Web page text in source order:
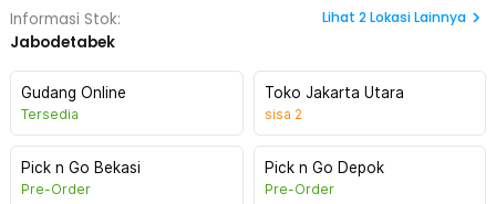
Informasi Stok:
Jabodetabek
Lihat 2Lokasi Lainnya
Gudang Online
Tersedia
Toko Jakarta Utara
sisa 2
Pick n Go Bekasi
Pre-Order
Pick n Go Depok
Pre-Order